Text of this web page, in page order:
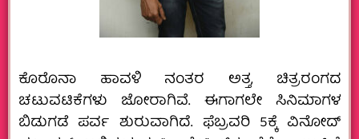
ಕೊರೊನಾ ಹಾವಳಿ ನಂತರ ಅತ್ತ, ಚಿತ್ರರಂಗದ
ಚಟುವಟಿಕೆಗಳು ಜೋರಾಗಿವೆ. ಈಗಾಗಲೇ ಸಿನಿಮಾಗಳ
ಬಿಡುಗಡೆ ಪರ್ವ ಶುರುವಾಗಿದೆ. ಫೆಬ್ರವರಿ 5ಕ್ಕೆ ವಿನೋದ್